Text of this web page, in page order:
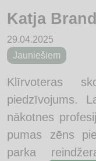
Katja
29.04.2025
Jauniešiem
Klīrvoteras
piedzīvojums.
nākotnes
pumas zēns
parka